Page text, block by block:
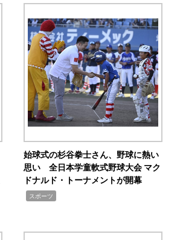
始球式の杉谷拳士さん、野球に熱い
思い 全日本学童軟式野球大会 マク
ドナルド・トーナメントが開幕
スポーツ